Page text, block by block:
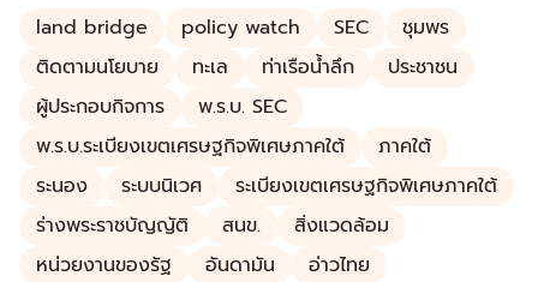
land bridge policy watch SEC
ชุมพร
ติดตามนโยบาย
ทะเล ท่าเรือน้ำลึก
ประชาชน
ผู้ประกอบกิจการ
พ.ร.บ. SEC
พ.ร.บ.ระเบียงเขตเศรษฐกิจพิเศษภาคใต้
ภาคใต้
ระนอง
ระบบนิเวศ
ระเบียงเขตเศรษฐกิจพิเศษภาคใต้
ร่างพระราชบัญญัติ
สนข.
สิ่งแวดล้อม
หน่วยงานของรัฐ
อันดามัน
อ่าวไทย